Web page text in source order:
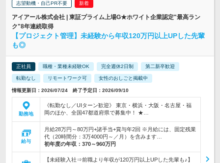
志望動機・自己PR不要
アイアール株式会社 | 東証プライム上場G★ホワイト企業認定"最高ラン
ク"8年連続取得
【プロジェクト管理】未経験から年収120万円以上UPした先輩
も◎
正社員 職種・業種未経験OK 完全週休2日制 第二新卒歓迎
転勤なし リモートワーク可 女性のおしごと掲載中
情報更新日：2026/07/24 終了予定日：2026/09/10
勤務地
《転勤なし／UIターン歓迎》 東京・横浜・大阪・名古屋・福
岡のほか、全国47都道府県で募集中！ ★…
給与
月給28万円～80万円+諸手当+賞与年2回 ※月給には、固定残業
代（20時間分：3万4000円～／月）を含みます…
初年度の年収： 370～960万円
【未経験入社⇒前職より年収が120万円以上UPした先輩も♪】